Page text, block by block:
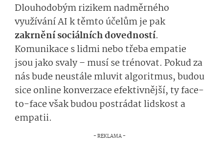
Dlouhodobým rizikem nadměrného
využívání AI k těmto účelům je pak
zakrnění sociálních dovedností.
Komunikace s lidmi nebo třeba empatie
jsou jako svaly – musí se trénovat. Pokud za
nás bude neustále mluvit algoritmus, budou
sice online konverzace efektivnější, ty face-
to-face však budou postrádat lidskost a
empatii.